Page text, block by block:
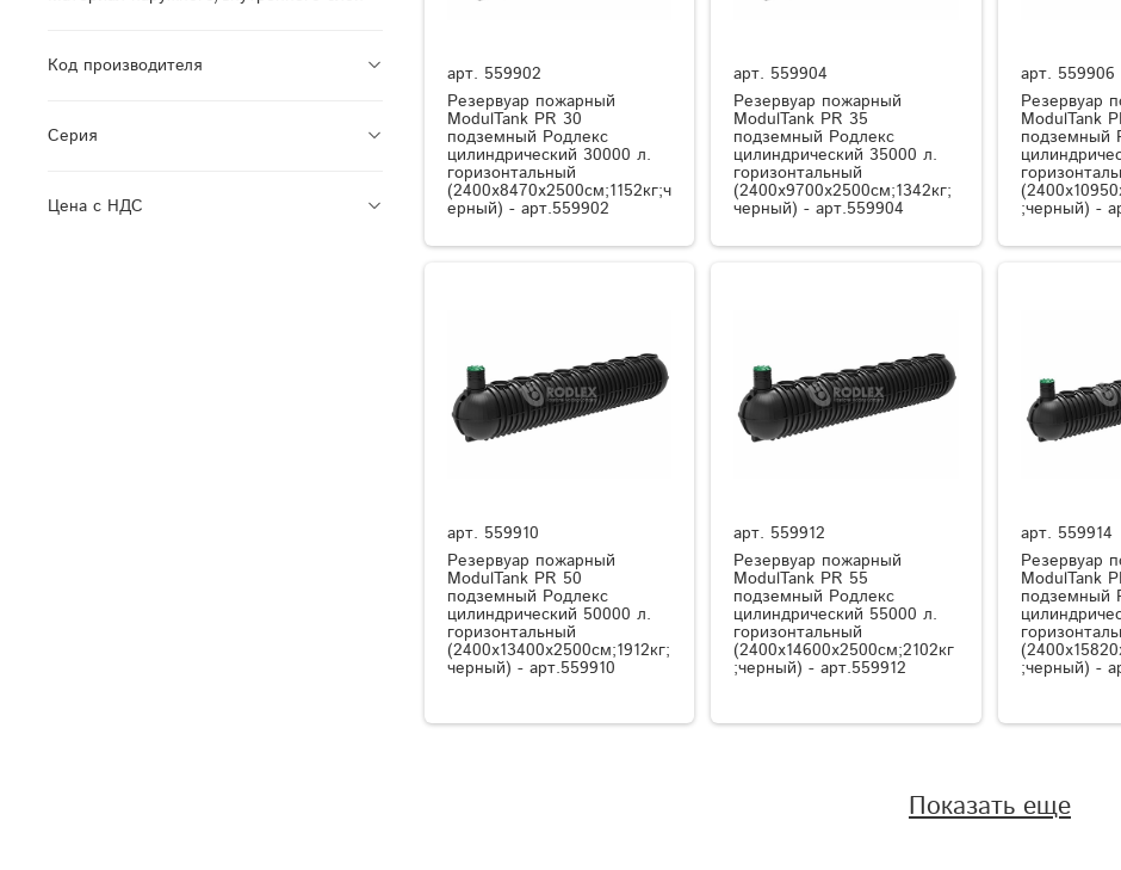
арт. 559902
Резервуар пожарный
ModulTank PR 30
подземный Родлекс
цилиндрический 30000 л.
горизонтальный
(2400x8470x2500см;1152кг;ч
ерный) - арт.559902
арт. 559904
Резервуар пожарный
ModulTank PR 35
подземный Родлекс
цилиндрический 35000 л.
горизонтальный
(2400x9700x2500см;1342кг;
черный) - арт.559904
арт. 559906
Резервуар
ModulTank
подземный
;черный) -
арт. 559910
Резервуар пожарный
ModulTank PR 50
подземный Родлекс
цилиндрический 50000 л.
горизонтальный
(2400x13400x2500см;1912кг;
черный) - арт.559910
арт. 559912
Резервуар пожарный
ModulTank PR 55
подземный Родлекс
цилиндрический 55000 л.
горизонтальный
(2400x14600x2500см;2102кг
;черный) - арт.559912
арт. 559914
Резервуар
ModulTank
подземный
;черный) -
Показать еще
Код производителя
Серия
Цена с НДС